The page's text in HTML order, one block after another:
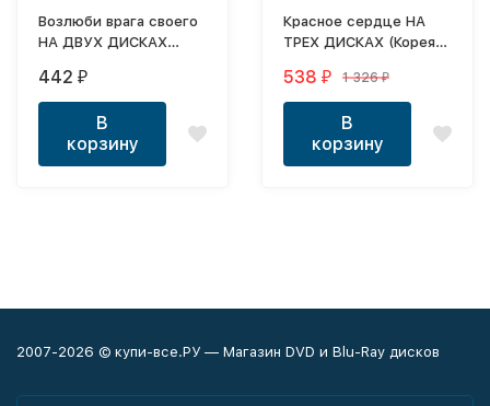
Возлюби врага своего
НА ДВУХ ДИСКАХ
полная версия, 12
серий) перевод
закадровый
442 ₽
В
корзину
Красное сердце НА
ТРЕХ ДИСКАХ (Корея
версия, 16 серий)
перевод закадровый
538 ₽ 1 326₽
В
корзину
2007-2026 © купи-все.РУ — Магазин DVD и Blu-Ray дисков